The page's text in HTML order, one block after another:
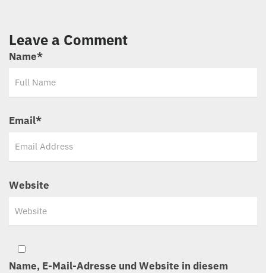
Leave a Comment
Name*
Email*
Website
Name, E-Mail-Adresse und Website in diesem